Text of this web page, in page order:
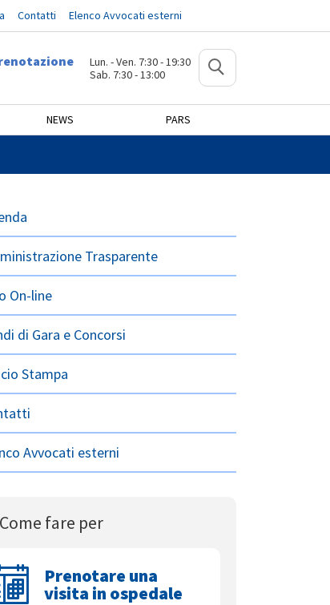
Contatti Elenco Avvocati esterni
Lun. - Ven. 7:30 - 19:30
Sab. 7:30 - 13:00
NEWS PARS
EDIZIONE
Trasparente
On-line
di Gara e Concorsi
Stampa
Avvocati esterni
Come fare per
Prenotare una
visita in ospedale